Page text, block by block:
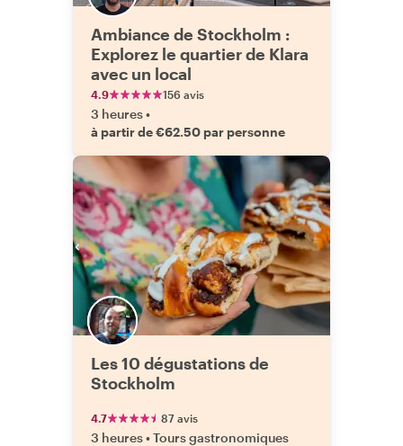
Ambiance de Stockholm :
Explorez le quartier de Klara
avec un local
4.9 156 avis
3 heures•
à partir de €62.50 par personne
Les 10 dégustations de
Stockholm
4.7 87 avis
3 heures•Tours gastronomiques